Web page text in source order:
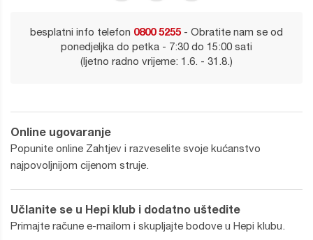
besplatni info telefon 0800 5255 - Obratite nam se od
ponedjeljka do petka - 7:30 do 15:00 sati
(ljetno radno vrijeme: 1.6. - 31.8.)
Online ugovaranje
Popunite online Zahtjev i razveselite svoje kućanstvo
najpovoljnijom cijenom struje.
Učlanite se u Hepi klub i dodatno uštedite
Primajte račune e-mailom i skupljajte bodove u Hepi klubu.